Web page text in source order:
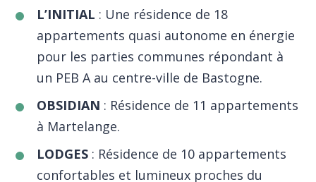
L’INITIAL : Une résidence de 18
appartements quasi autonome en énergie
pour les parties communes répondant à
un PEB A au centre-ville de Bastogne.
OBSIDIAN : Résidence de 11 appartements
à Martelange.
LODGES : Résidence de 10 appartements
confortables et lumineux proches du